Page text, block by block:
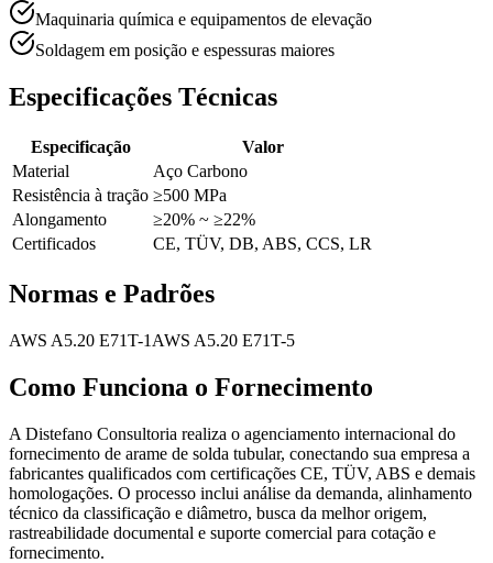
Maquinaria química e equipamentos de elevação
Soldagem em posição e espessuras maiores
Especificações Técnicas
Especificação
Valor
Material
Aço Carbono
Resistência à tração ≥500 MPa
Alongamento
≥20% ~ ≥22%
Certificados
CE, TÜV, DB, ABS, CCS, LR
Normas e Padrões
AWS A5.20 E71T-1 AWS A5.20 E71T-5
Como Funciona o Fornecimento
A Distefano Consultoria realiza o agenciamento internacional do
fornecimento de arame de solda tubular, conectando sua empresa a
fabricantes qualificados com certificações CE, TÜV, ABS e demais
homologações. O processo inclui análise da demanda, alinhamento
técnico da classificação e diâmetro, busca da melhor origem,
rastreabilidade documental e suporte comercial para cotação e
fornecimento.